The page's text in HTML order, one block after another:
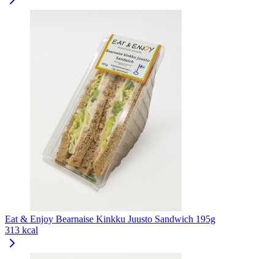
Eat & Enjoy Bearnaise Kinkku Juusto Sandwich 195g
313 kcal